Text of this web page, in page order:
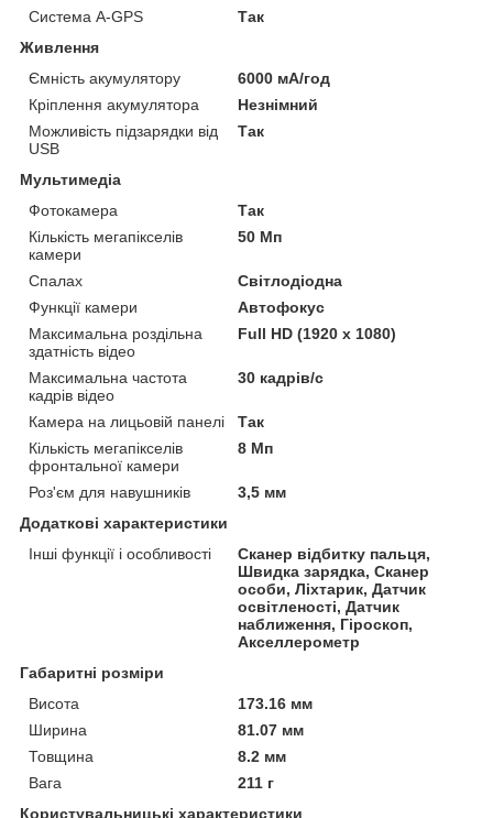
Система A-GPS
Так
Живлення
Ємність акумулятору
6000 мА/год
Кріплення акумулятора
Незнімний
Можливість підзарядки від
USB
Так
Мультимедіа
Фотокамера
Так
Кількість мегапікселів
камери
50 Мп
Спалах
Світлодіодна
Функції камери
Автофокус
Максимальна роздільна
здатність відео
Full HD (1920 x 1080)
Максимальна частота
кадрів відео
30 кадрів/с
Камера на лицьовій панелі
Так
Кількість мегапікселів
фронтальної камери
8 Мп
Роз'єм для навушників
3,5 мм
Додаткові характеристики
Інші функції і особливості
Сканер відбитку пальця,
Швидка зарядка, Сканер
особи, Ліхтарик, Датчик
освітленості, Датчик
наближення, Гіроскоп,
Акселлерометр
Габаритні розміри
Висота
173.16 мм
Ширина
81.07 мм
Товщина
8.2 мм
Вага
211 г
Користувальницькі характеристики